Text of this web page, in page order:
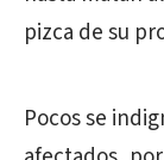
pizca de su
Pocos se